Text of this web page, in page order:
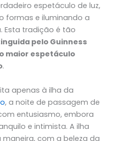
espetáculo de luz,
formas e iluminando a
Esta tradição é tão
pelo Guinness
maior espetáculo
.
apenas à ilha da
, a noite de passagem de
entusiasmo, embora
e intimista. A ilha
com a beleza da